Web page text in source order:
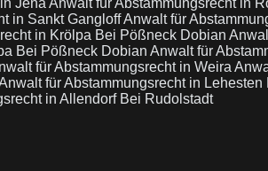
Jena Anwalt für Abstammungsrecht in
in Sankt GangloffAnwalt für
in Krölpa Bei Pößneck Dobian
Bei Pößneck Dobian Anwalt für
für Abstammungsrecht in Weira
für Abstammungsrecht in Lehesten
in Allendorf Bei Rudolstadt